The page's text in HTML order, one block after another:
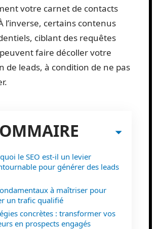
votre carnet de contacts
l’inverse, certains contenus
ciblant des requêtes
faire décoller votre
de leads, à condition de ne pas
le SEO est-il un levier
pour générer des leads
à maîtriser pour
un trafic qualifié
concrètes : transformer vos
en prospects engagés